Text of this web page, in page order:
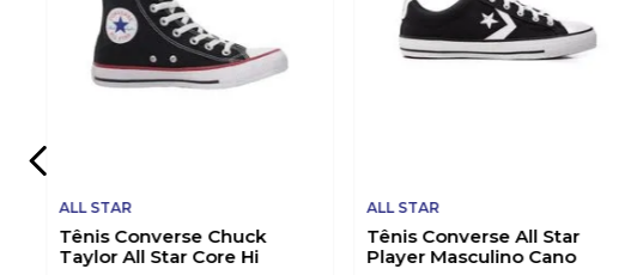
ALL STAR
Tênis Converse Chuck
Taylor All Star Core Hi
ALL STAR
Tênis Converse All Star
Player Masculino Cano